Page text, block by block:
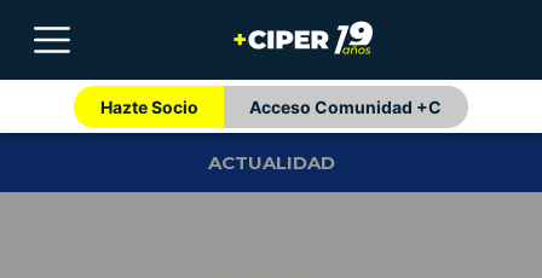
Hazte Socio Acceso Comunidad +C
ACTUALIDAD